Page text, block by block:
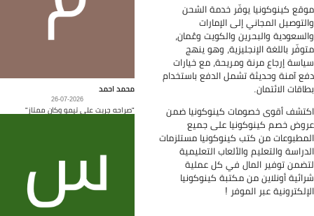
كينوكونيا يوفّر خدمة الشحن
المجاني إلى الإمارات
والبحرين والكويت وعُمان،
باللغة الإنجليزية، وهو ينهج
إرجاع مرنة ومريحة، مع خيارات
آمنة وحديثة تشمل الدفع باستخدام
الائتمان.
أقوى خصومات كينوكونيا ضمن
خصم كينوكونيا على جميع
من كتب كينوكونيا مستلزمات
والتعليم والألعاب التعليمية
توفير المال في كل عملية
أونلاين من مكتبة كينوكونيا
عبر الموفر !
محمد احمد
26-07-2026
"صراحه جربت على تيمو وكان ممتاز"